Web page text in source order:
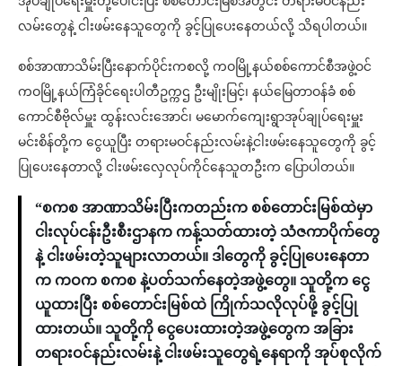
လမ်းတွေနဲ့ ငါးဖမ်းနေသူတွေကို ခွင့်ပြုပေးနေတယ်လို့ သိရပါတယ်။
စစ်အာဏာသိမ်းပြီးနောက်ပိုင်းကစလို့ ကဝမြို့နယ်စစ်ကောင်စီအဖွဲ့ဝင်
ကဝမြို့နယ်ကြံခိုင်ရေးပါတီဥက္ကဌ ဦးမျိုးမြင့်၊ နယ်မြေတာဝန်ခံ စစ်
ကောင်စီဗိုလ်မှူး ထွန်းလင်းအောင်၊ မမောက်ကျေးရွာအုပ်ချုပ်ရေးမှူး
မင်းစိန်တို့က ငွေယူပြီး တရားမဝင်နည်းလမ်းနဲ့ငါးဖမ်းနေသူတွေကို ခွင့်
ပြုပေးနေတာလို့ ငါးဖမ်းလှေလုပ်ကိုင်နေသူတဦးက ပြောပါတယ်။
“စကစ အာဏာသိမ်းပြီးကတည်းက စစ်တောင်းမြစ်ထဲမှာ
ငါးလုပ်ငန်းဦးစီးဌာနက ကန့်သတ်ထားတဲ့ သံဇကာပိုက်တွေ
နဲ့ ငါးဖမ်းတဲ့သူများလာတယ်။ ဒါတွေကို ခွင့်ပြုပေးနေတာ
က ကဝက စကစ နဲ့ပတ်သက်နေတဲ့အဖွဲ့တွေ။ သူတို့က ငွေ
ယူထားပြီး စစ်တောင်းမြစ်ထဲ ကြိုက်သလိုလုပ်ဖို့ ခွင့်ပြု
ထားတယ်။ သူတို့ကို ငွေပေးထားတဲ့အဖွဲ့တွေက အခြား
တရားဝင်နည်းလမ်းနဲ့ ငါးဖမ်းသူတွေရဲ့နေရာကို အုပ်စုလိုက်